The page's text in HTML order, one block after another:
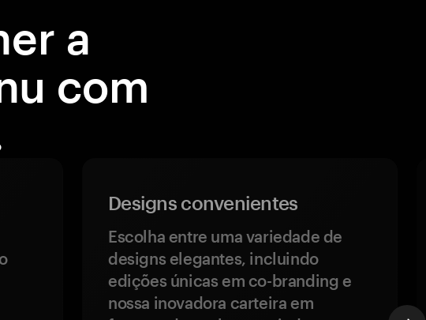
a
com
Designs convenientes
Escolha entre uma variedade de
designs elegantes, incluindo
edições únicas em co-branding e
nossa inovadora carteira em